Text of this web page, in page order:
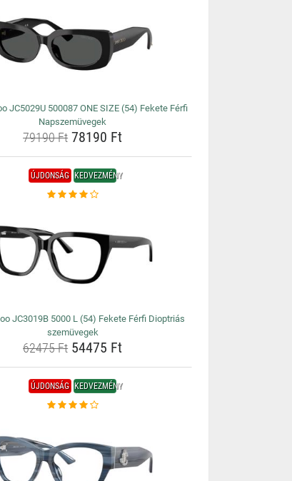
JC5029U 500087 ONE SIZE (54) Fekete Férfi
Napszemüvegek
79190 Ft 78190 Ft
ÚJDONSÁG KEDVEZMÉNY
JC3019B 5000 L (54) Fekete Férfi Dioptriás
szemüvegek
62475 Ft 54475 Ft
ÚJDONSÁG KEDVEZMÉNY